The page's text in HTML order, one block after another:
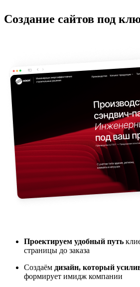
Создание сайтов под
Проектируем удобный путь
страницы до заказа
Создаём дизайн, который
формирует имидж компании